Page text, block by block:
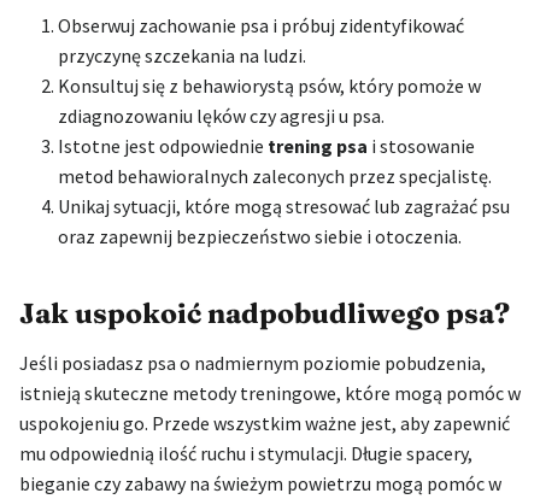
Obserwuj zachowanie psa i próbuj zidentyfikować
przyczynę szczekania na ludzi.
Konsultuj się z behawiorystą psów, który pomoże w
zdiagnozowaniu lęków czy agresji u psa.
Istotne jest odpowiednie trening psa i stosowanie
metod behawioralnych zaleconych przez specjalistę.
Unikaj sytuacji, które mogą stresować lub zagrażać psu
oraz zapewnij bezpieczeństwo siebie i otoczenia.
Jak uspokoić nadpobudliwego psa?
Jeśli posiadasz psa o nadmiernym poziomie pobudzenia,
istnieją skuteczne metody treningowe, które mogą pomóc w
uspokojeniu go. Przede wszystkim ważne jest, aby zapewnić
mu odpowiednią ilość ruchu i stymulacji. Długie spacery,
bieganie czy zabawy na świeżym powietrzu mogą pomóc w